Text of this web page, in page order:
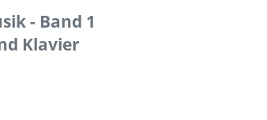
- Band 1
Klavier